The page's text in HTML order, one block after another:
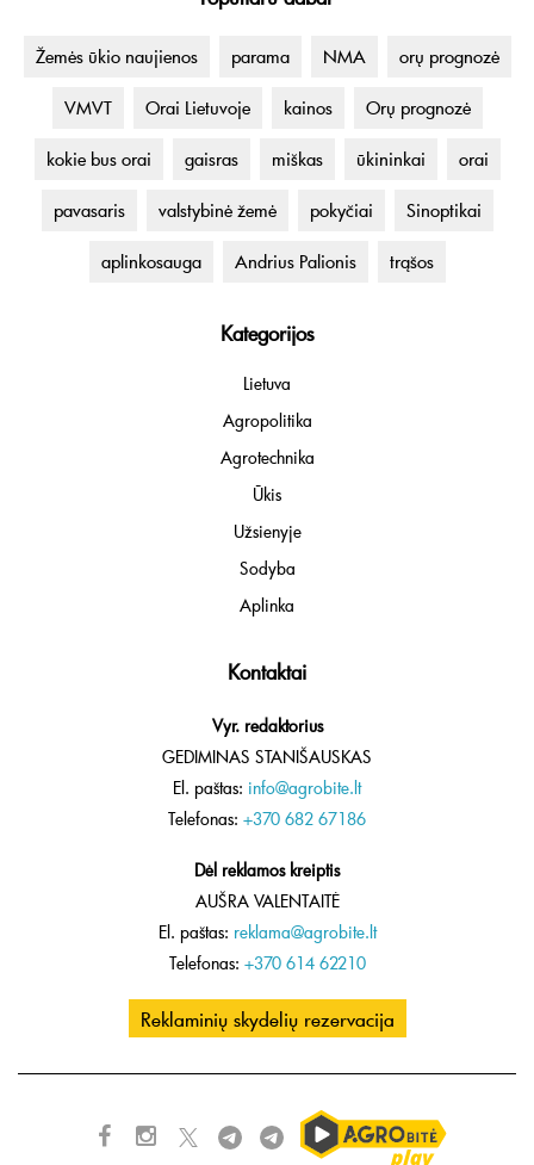
Žemės ūkio naujienos parama NMA orų prognozė
VMVT Orai Lietuvoje kainos Orų prognozė
kokie bus orai gaisras miškas ūkininkai orai
pavasaris valstybinė žemė pokyčiai Sinoptikai
aplinkosauga Andrius Palionis trąšos
Kategorijos
Lietuva
Agropolitika
Agrotechnika
Ūkis
Užsienyje
Sodyba
Aplinka
Kontaktai
Vyr. redaktorius
GEDIMINAS STANIŠAUSKAS
El. paštas: info@agrobite.lt
Telefonas: +370 682 67186
Dėl reklamos kreiptis
AUŠRA VALENTAITĖ
El. paštas: reklama@agrobite.lt
Telefonas: +370 614 62210
Reklaminių skydelių rezervacija